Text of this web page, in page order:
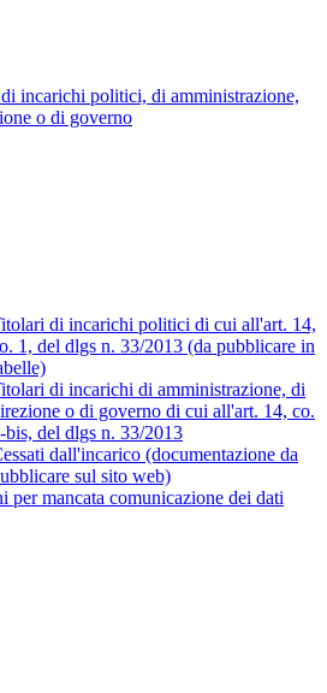
incarichi politici, di amministrazione,
o di governo
di incarichi politici di cui all'art. 14,
1, del dlgs n. 33/2013 (da pubblicare in
di incarichi di amministrazione, di
o di governo di cui all'art. 14, co.
bis, del dlgs n. 33/2013
dall'incarico (documentazione da
sul sito web)
per mancata comunicazione dei dati